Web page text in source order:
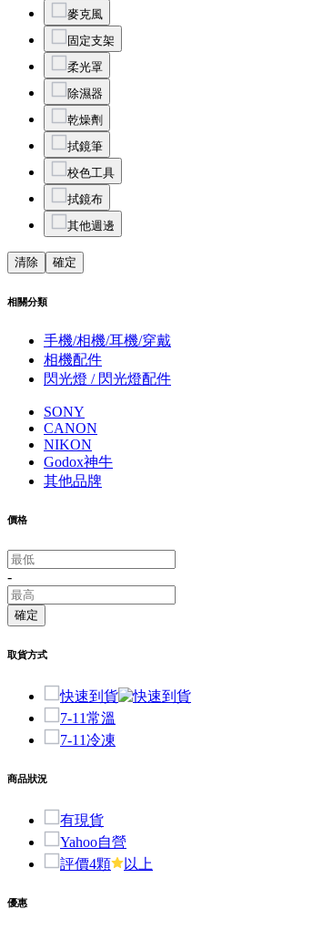
麥克風
固定支架
柔光罩
除濕器
乾燥劑
拭鏡筆
校色工具
拭鏡布
其他週邊
清除 確定
相關分類
手機/相機/耳機/穿戴
相機配件
閃光燈 / 閃光燈配件
SONY
CANON
NIKON
Godox神牛
其他品牌
價格
-
確定
取貨方式
快速到貨
7-11常溫
7-11冷凍
商品狀況
有現貨
Yahoo自營
評價4顆
以上
優惠